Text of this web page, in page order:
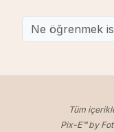
Tüm
Pix-E™ by